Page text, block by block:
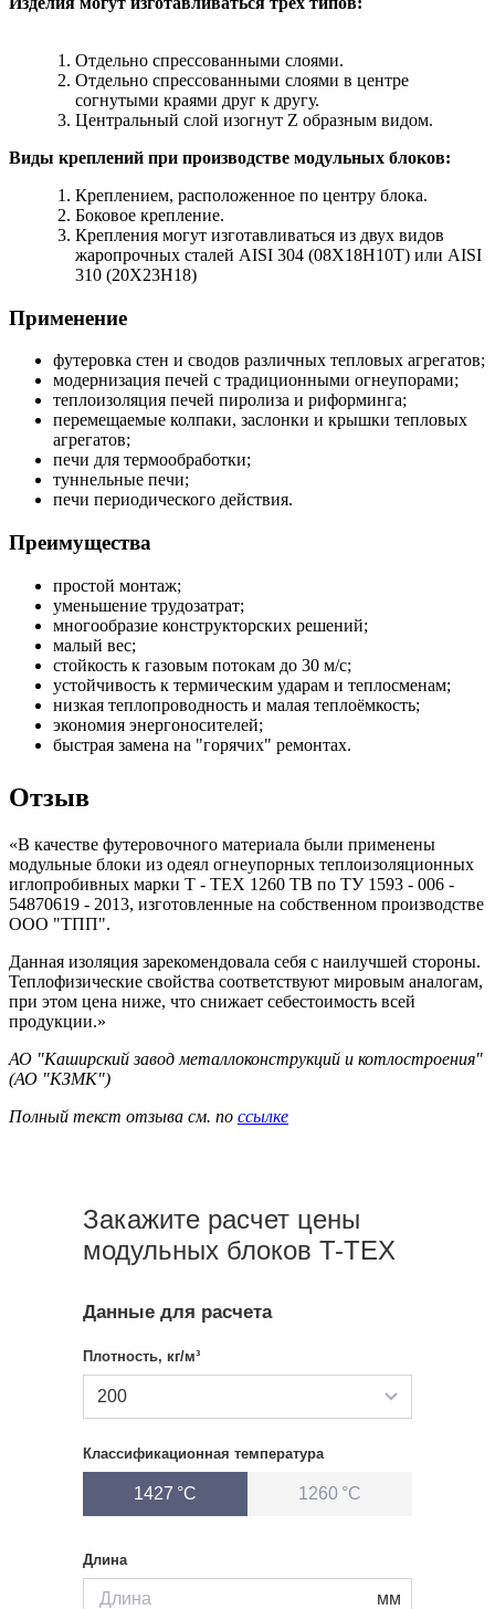
Отдельно спрессованными слоями.
Отдельно спрессованными слоями в центре
согнутыми краями друг к другу.
Центральный слой изогнут Z образным видом.
Виды креплений при производстве модульных блоков:
Креплением, расположенное по центру блока.
Боковое крепление.
Крепления могут изготавливаться из двух видов
жаропрочных сталей AISI 304 (08Х18Н10Т) или AISI
310 (20Х23Н18)
Применение
футеровка стен и сводов различных тепловых агрегатов;
модернизация печей с традиционными огнеупорами;
теплоизоляция печей пиролиза и риформинга;
перемещаемые колпаки, заслонки и крышки тепловых
агрегатов;
печи для термообработки;
туннельные печи;
печи периодического действия.
Преимущества
простой монтаж;
уменьшение трудозатрат;
многообразие конструкторских решений;
малый вес;
стойкость к газовым потокам до 30 м/с;
устойчивость к термическим ударам и теплосменам;
низкая теплопроводность и малая теплоёмкость;
экономия энергоносителей;
быстрая замена на "горячих" ремонтах.
Отзыв
«В качестве футеровочного материала были применены
модульные блоки из одеял огнеупорных теплоизоляционных
иглопробивных марки Т - ТЕХ 1260 ТВ по ТУ 1593 - 006 -
54870619 - 2013, изготовленные на собственном производстве
ООО "ТПП".
Данная изоляция зарекомендовала себя с наилучшей стороны.
Теплофизические свойства соответствуют мировым аналогам,
при этом цена ниже, что снижает себестоимость всей
продукции.»
АО "Каширский завод металлоконструкций и котлостроения"
(АО "КЗМК")
Полный текст отзыва см. по ссылке
Закажите расчет цены
модульных блоков T-TEX
Данные для расчета
Плотность, кг/м³
200
Классификационная температура
1427 °С 1260 °С
Длина
мм